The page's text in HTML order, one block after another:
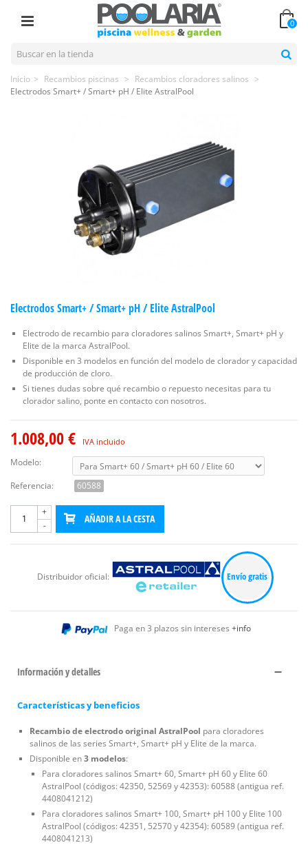
0
Inicio > Recambios piscinas > Recambios cloradores salinos >
Electrodos Smart+ / Smart+ pH / Elite AstralPool
Electrodos Smart+ / Smart+ pH / Elite AstralPool
Electrodo de recambio para cloradores salinos Smart+, Smart+ pH y
Elite de la marca AstralPool.
Disponible en 3 modelos en función del modelo de clorador y capacidad
de producción de cloro.
Si tienes dudas sobre qué recambio o repuesto necesitas para tu
clorador salino, ponte en contacto con nosotros.
1.008,00 € IVA incluido
Modelo:
Referencia:
60588
-
+
AÑADIR A LA CESTA
Distribuidor oficial: Envío gratis
Paga en 3 plazos sin intereses +info
Información y detalles
Características y beneficios
Recambio de electrodo original AstralPool para cloradores
salinos de las series Smart+, Smart+ pH y Elite de la marca.
Disponible en3 modelos:
Para cloradores salinos Smart+ 60, Smart+ pH 60 y Elite 60
AstralPool (códigos: 42350, 52569 y 42353): 60588 (antigua ref.
4408041212)
Para cloradores salinos Smart+ 100, Smart+ pH 100 y Elite 100
AstralPool (códigos: 42351, 52570 y 42354): 60589 (antigua ref.
4408041213)